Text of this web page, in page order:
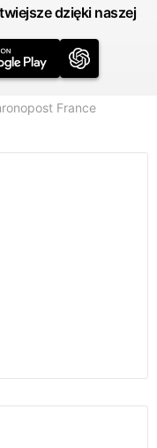
dzięki naszej
France